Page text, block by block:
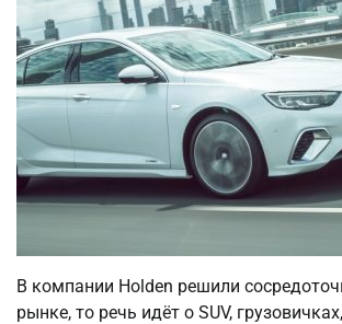
В компании Holden решили
рынке, то речь идёт о SUV,